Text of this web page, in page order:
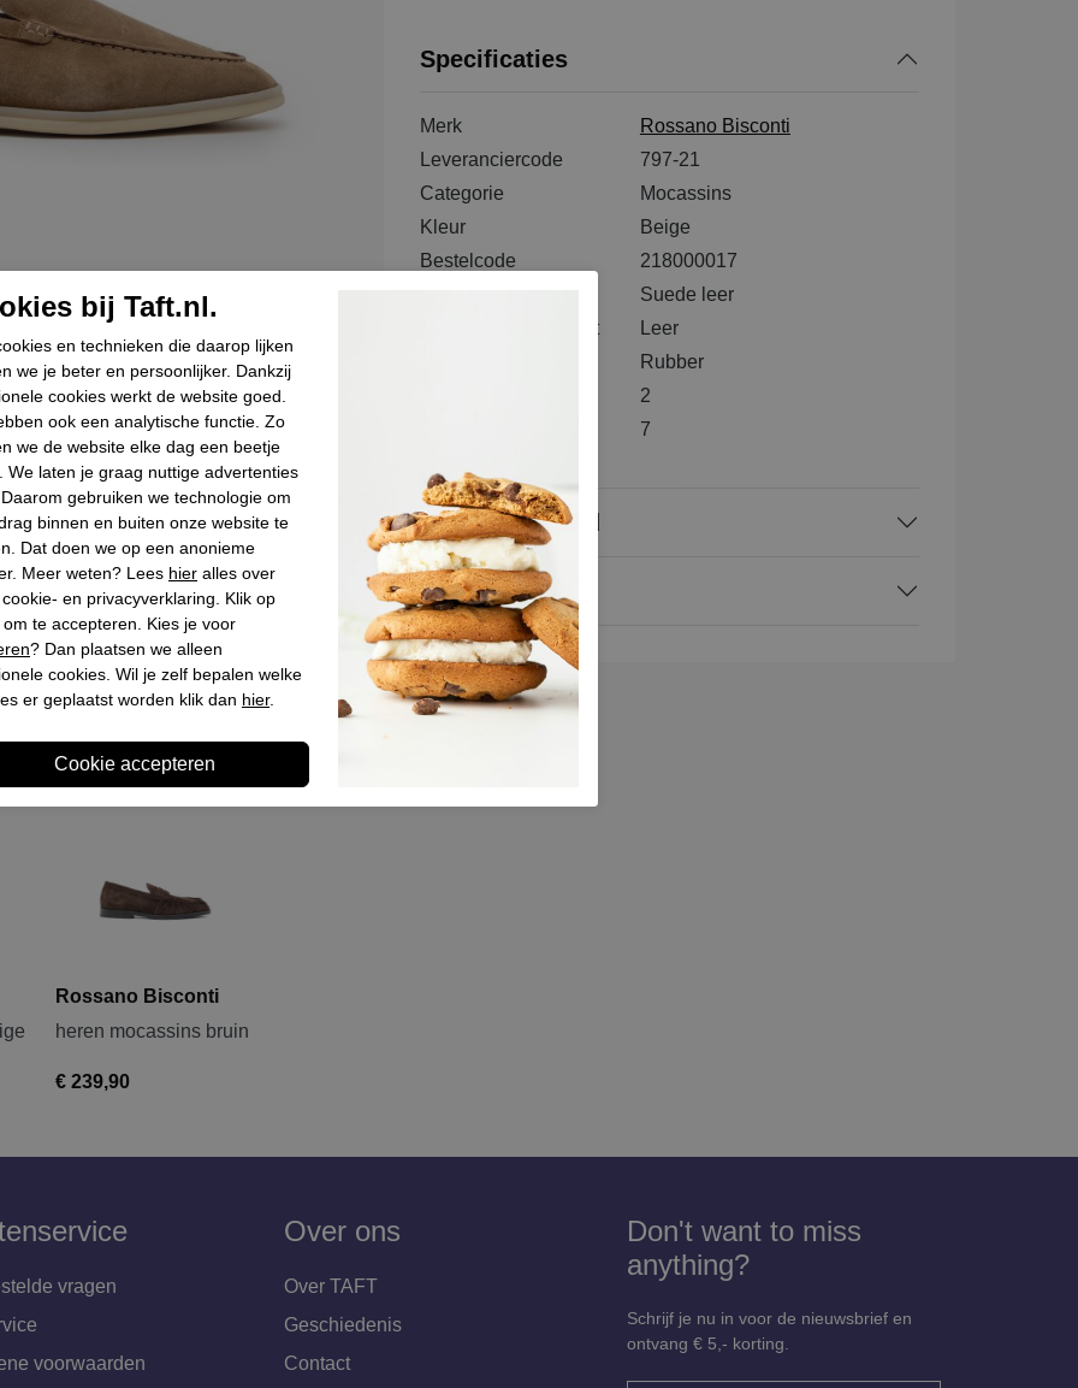
Specificaties
Merk
Rossano Bisconti
Leveranciercode
797-21
Categorie
Mocassins
Kleur
Beige
Bestelcode
218000017
Suede leer
Materiaal binnenkant
Leer
Rubber
2
7
Winkelvoorraad
Omschrijving
Rossano Bisconti
heren mocassins bruin
€ 239,90
Laatst bekeken
vragen
voorwaarden
Over ons
Over TAFT
Geschiedenis
Contact
Don't want to miss
anything?
Schrijf je nu in voor de nieuwsbrief en
ontvang € 5,- korting.
bij Taft.nl.
en technieken die daarop lijken
we je beter en persoonlijker. Dankzij
cookies werkt de website goed.
ook een analytische functie. Zo
we de website elke dag een beetje
We laten je graag nuttige advertenties
gebruiken we technologie om
binnen en buiten onze website te
Dat doen we op een anonieme
Meer weten? Lees hier alles over
en privacyverklaring. Klik op
te accepteren. Kies je voor
? Dan plaatsen we alleen
cookies. Wil je zelf bepalen welke
er geplaatst worden klik dan hier.